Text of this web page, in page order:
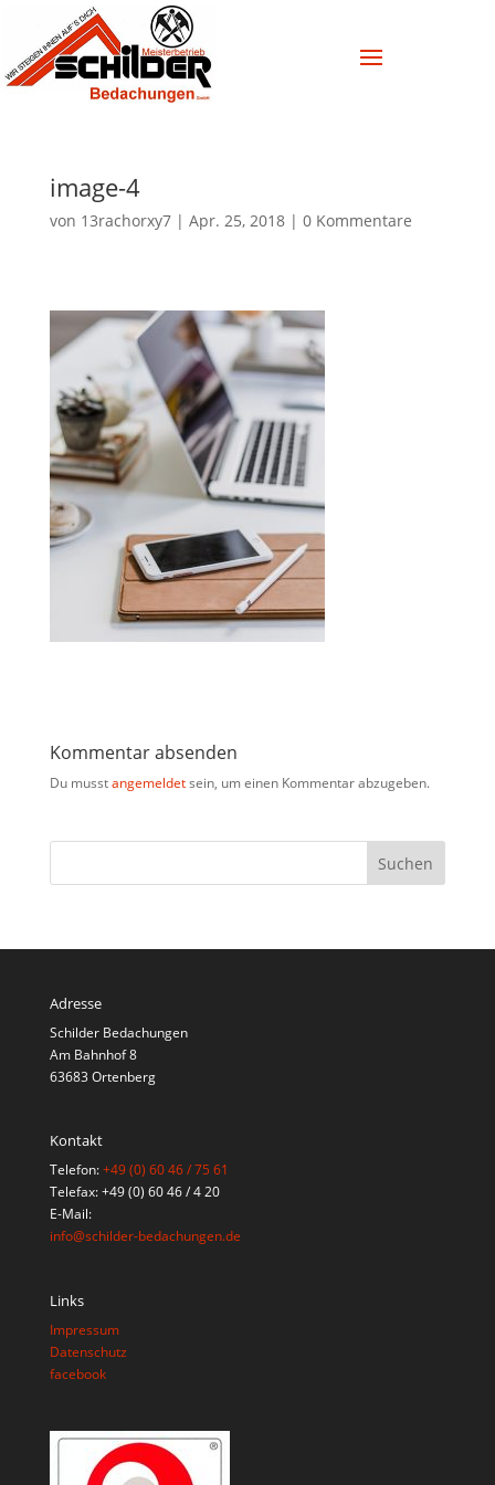
image-4
von 13rachorxy7| Apr. 25, 2018| 0 Kommentare
Kommentar absenden
Du musstangemeldetsein, um einen Kommentar abzugeben.
Adresse
Schilder Bedachungen
Am Bahnhof 8
63683 Ortenberg
Kontakt
Telefon:+49 (0) 60 46 / 75 61
Telefax: +49 (0) 60 46 / 4 20
E-Mail:
info@schilder-bedachungen.de
Links
Impressum
Datenschutz
facebook